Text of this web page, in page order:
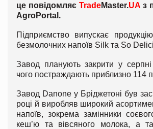
це повідомляє TradeMaster.UA з
AgroPortal .
Підприємство випускає
безмолочних напоїв Silk та So
Завод планують закрити у
чого постраждають приблизно 114
Завод Danone у Бріджетоні був
році й виробляв широкий
напоїв, зокрема замінники
кеш’ю та вівсяного молока, а